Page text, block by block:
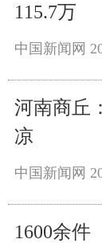
115.7万
中国新闻网
河南商丘
凉
中国新闻网
1600余件